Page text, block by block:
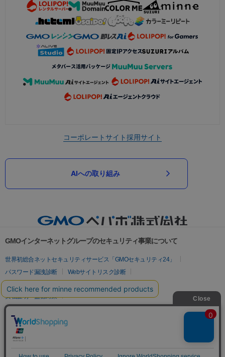
コーポレートサイト採用サイト
AIへの取り組み
GMOインターネットグループのセキュリティ事業について
世界初総合ネットセキュリティサービス「GMOセキュリティ24」
パスワード漏洩診断
Webサイトリスク診断
実在証明・盗聴対策
サイバー攻撃対策（GMOサイバーセキュリティ byイエラエ）
サイバー攻撃対策（GMO Flatt Security）
セキュリティ事業の軌跡